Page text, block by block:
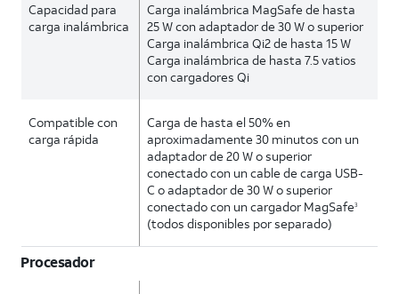
Capacidad para
carga inalámbrica
Carga inalámbrica MagSafe de hasta
25 W con adaptador de 30 W o superior
Carga inalámbrica Qi2 de hasta 15 W
Carga inalámbrica de hasta 7.5 vatios
con cargadores Qi
Compatible con
carga rápida
Carga de hasta el 50% en
aproximadamente 30 minutos con un
adaptador de 20 W o superior
conectado con un cable de carga USB-
C o adaptador de 30 W o superior
conectado con un cargador MagSafe3
(todos disponibles por separado)
Procesador